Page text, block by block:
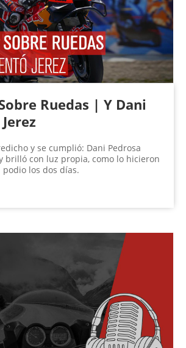
Ruedas | Y Dani
Jerez
y se cumplió: Dani Pedrosa
brilló con luz propia, como lo hicieron
podio los dos días.